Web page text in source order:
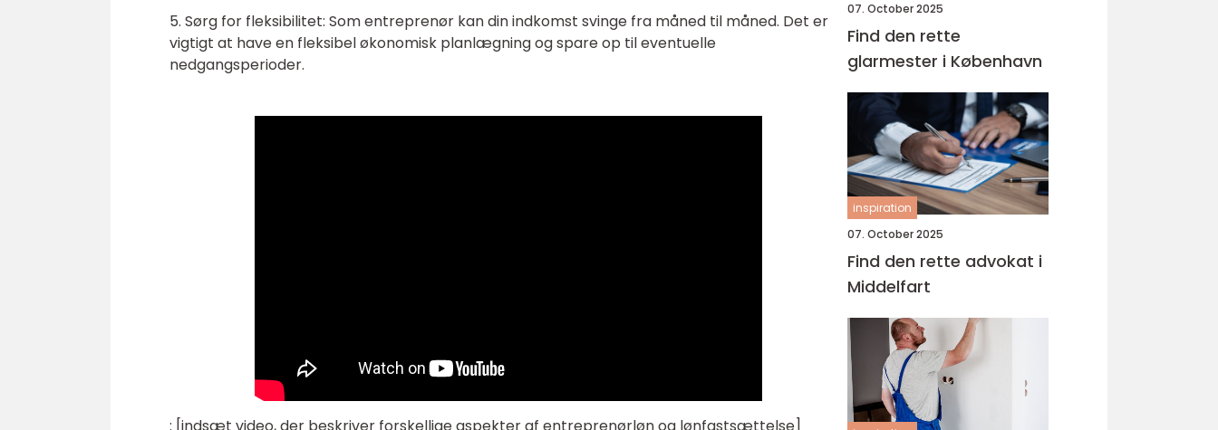
5. Sørg for fleksibilitet: Som entreprenør kan din indkomst svinge fra måned til måned. Det er
vigtigt at have en fleksibel økonomisk planlægning og spare op til eventuelle
nedgangsperioder.
07. October 2025
Find den rette
glarmester i København
inspiration
07. October 2025
Find den rette advokat i
Middelfart